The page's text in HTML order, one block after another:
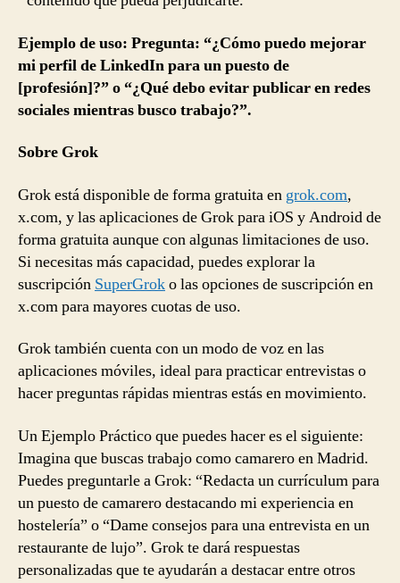
Ejemplo de uso: Pregunta: “¿Cómo puedo mejorar
mi perfil de LinkedIn para un puesto de
[profesión]?” o “¿Qué debo evitar publicar en redes
sociales mientras busco trabajo?”.
Sobre Grok
Grok está disponible de forma gratuita en grok.com,
x.com, y las aplicaciones de Grok para iOS y Android de
forma gratuita aunque con algunas limitaciones de uso.
Si necesitas más capacidad, puedes explorar la
suscripción SuperGroko las opciones de suscripción en
x.com para mayores cuotas de uso.
Grok también cuenta con un modo de voz en las
aplicaciones móviles, ideal para practicar entrevistas o
hacer preguntas rápidas mientras estás en movimiento.
Un Ejemplo Práctico que puedes hacer es el siguiente:
Imagina que buscas trabajo como camarero en Madrid.
Puedes preguntarle a Grok: “Redacta un currículum para
un puesto de camarero destacando mi experiencia en
hostelería” o “Dame consejos para una entrevista en un
restaurante de lujo”. Grok te dará respuestas
personalizadas que te ayudarán a destacar entre otros